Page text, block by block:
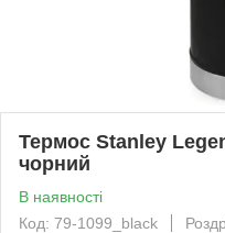
Термос Stanley
чорний
В наявності
Код: 79-1099_black